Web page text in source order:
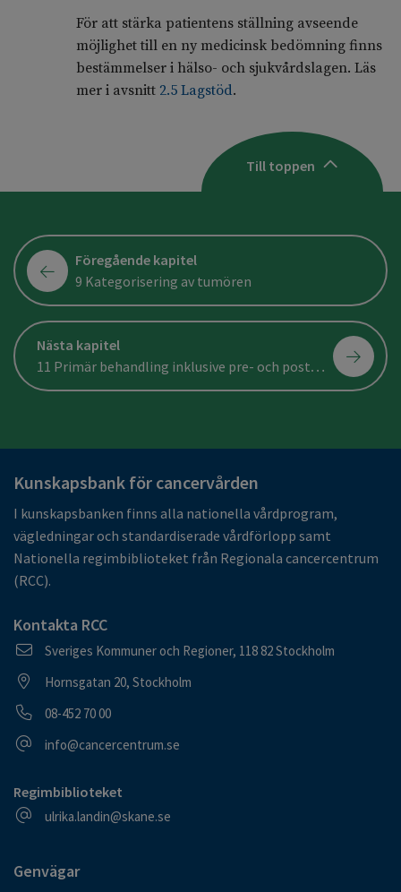
För att stärka patientens ställning avseende
möjlighet till en ny medicinsk bedömning finns
bestämmelser i hälso- och sjukvårdslagen. Läs
mer i avsnitt 2.5 Lagstöd.
Till toppen
Föregående kapitel
9 Kategorisering av tumören
Nästa kapitel
11 Primär behandling inklusive pre- och postoperativ behandling
Kunskapsbank för cancervården
I kunskapsbanken finns alla nationella vårdprogram,
vägledningar och standardiserade vårdförlopp samt
Nationella regimbiblioteket från Regionala cancercentrum
(RCC).
Kontakta RCC
Postadress
Sveriges Kommuner och Regioner, 118 82 Stockholm
Besöksadress
Hornsgatan 20, Stockholm
Telefonnummer
08-452 70 00
E-postadress
info@cancercentrum.se
Regimbiblioteket
E-postadress
ulrika.landin@skane.se
Genvägar